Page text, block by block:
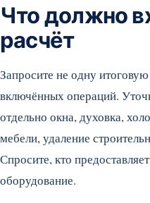
Что должно
расчёт
Запросите не одну
включённых операций.
отдельно окна, духовка,
мебели, удаление
Спросите, кто
оборудование.